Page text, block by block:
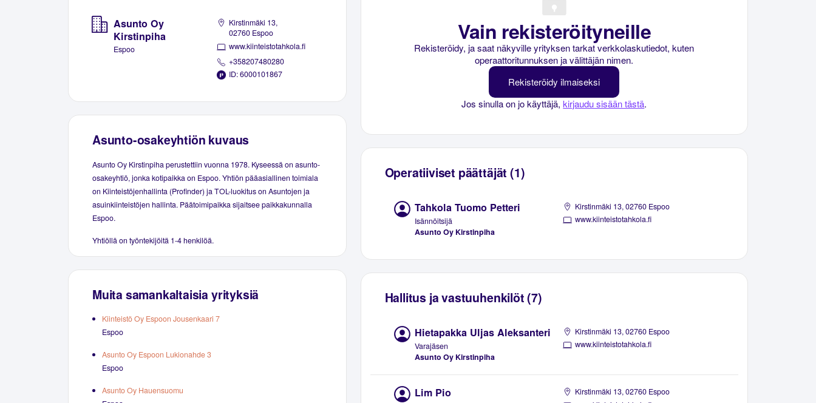
Asunto Oy
Kirstinpiha
Espoo
Kirstinmäki 13,
02760 Espoo
www.kiinteistotahkola.fi
+358207480280
ID: 6000101867
Asunto-osakeyhtiön kuvaus
Asunto Oy Kirstinpiha perustettiin vuonna 1978. Kyseessä on asunto-
osakeyhtiö, jonka kotipaikka on Espoo. Yhtiön pääasiallinen toimiala
on Kiinteistöjenhallinta (Profinder) ja TOL-luokitus on Asuntojen ja
asuinkiinteistöjen hallinta. Päätoimipaikka sijaitsee paikkakunnalla
Espoo.
Yhtiöllä on työntekijöitä 1-4 henkilöä.
Muita samankaltaisia yrityksiä
Kiinteistö Oy Espoon Jousenkaari 7
Espoo
Asunto Oy Espoon Lukionahde 3
Espoo
Asunto Oy Hauensuomu
Vain rekisteröityneille
Rekisteröidy, ja saat näkyville yrityksen tarkat verkkolaskutiedot, kuten
operaattoritunnuksen ja välittäjän nimen.
Rekisteröidy ilmaiseksi
Jos sinulla on jo käyttäjä,kirjaudu sisään tästä.
Operatiiviset päättäjät (1)
Tahkola Tuomo Petteri
Isännöitsijä
Asunto Oy Kirstinpiha
Kirstinmäki 13, 02760 Espoo
www.kiinteistotahkola.fi
Hallitus ja vastuuhenkilöt (7)
Hietapakka Uljas Aleksanteri
Varajäsen
Asunto Oy Kirstinpiha
Kirstinmäki 13, 02760 Espoo
www.kiinteistotahkola.fi
Lim Pio
Kirstinmäki 13, 02760 Espoo